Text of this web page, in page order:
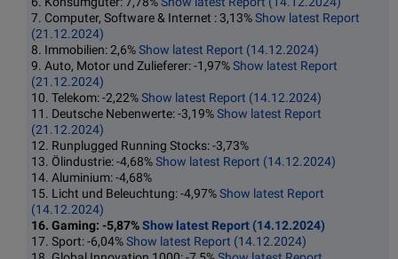
7. Computer, Software & Internet : 3,13%Show latest Report
(21.12.2024)
8. Immobilien: 2,6%Show latest Report (14.12.2024)
9. Auto, Motor und Zulieferer: -1,97%Show latest Report
(21.12.2024)
10. Telekom: -2,22%Show latest Report (14.12.2024)
11. Deutsche Nebenwerte: -3,19%Show latest Report
(21.12.2024)
12. Runplugged Running Stocks: -3,73%
13. Ölindustrie: -4,68%Show latest Report (14.12.2024)
14. Aluminium: -4,68%
15. Licht und Beleuchtung: -4,97%Show latest Report
(14.12.2024)
16. Gaming: -5,87%Show latest Report (14.12.2024)
17. Sport: -6,04%Show latest Report (14.12.2024)